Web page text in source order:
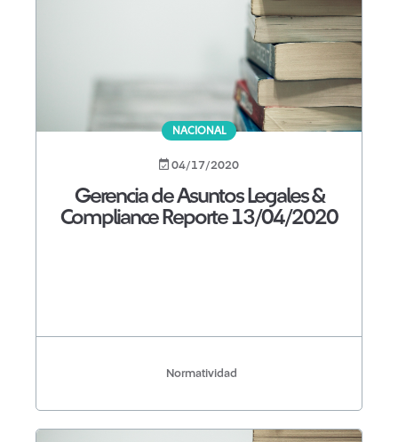
NACIONAL
04/17/2020
Gerencia de Asuntos Legales &
Compliance Reporte 13/04/2020
Normatividad